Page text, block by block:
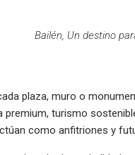
Bailén, Un destino
plaza, muro o
premium, turismo
como anfitriones y